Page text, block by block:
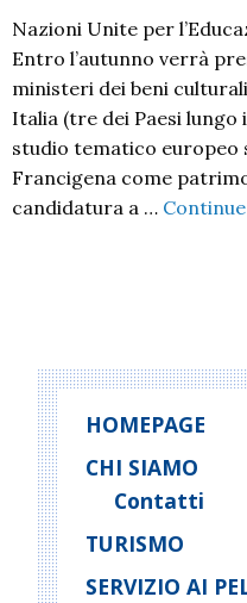
Nazioni Unite per
Entro l’autunno verrà
ministeri dei beni
Italia (tre dei Paesi lungo
studio tematico europeo
Francigena come
candidatura a …
HOMEPAGE
CHI SIAMO
Contatti
TURISMO
SERVIZIO AI